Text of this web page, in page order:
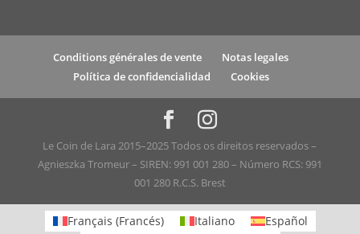
Conditions générales de vente
Notas legales
Política de confidencialidad
Cookies
Le Coin de Lara 2015–2025 Todos os direitos reservados –
Agnieszka Tromeur – SIREN: 991 001 280 – Número RCS: 991
001 280 R.C.S. Brest
Français (Francés) Italiano Español